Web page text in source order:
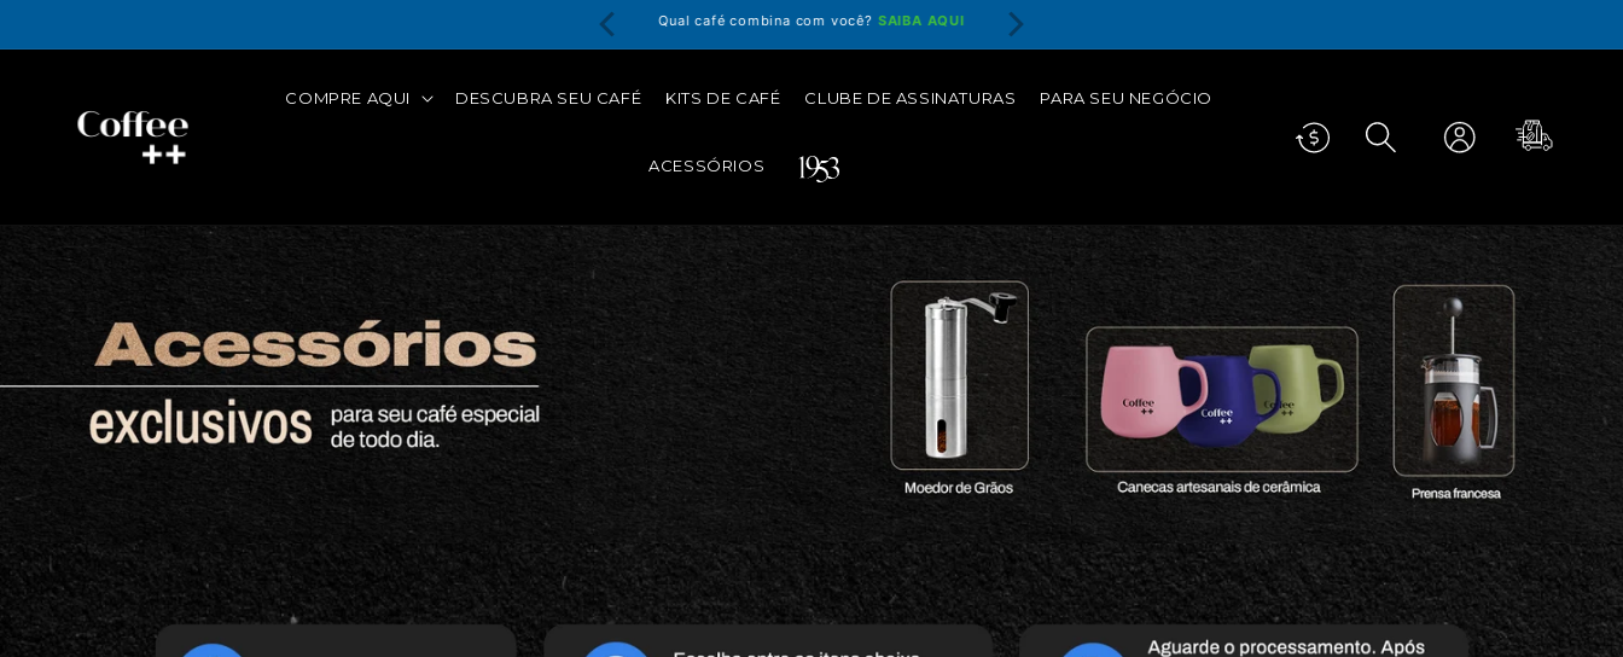
conteúdo
Qual café combina com você? SAIBA AQUI Garanta até 40% OFF em todos os cafés.
COMPRE AQUI DESCUBRA SEU CAFÉ KITS DE CAFÉ CLUBE DE ASSINATURAS PARA SEU NEGÓCIO
ACESSÓRIOS
Fazer
login
Carrinho